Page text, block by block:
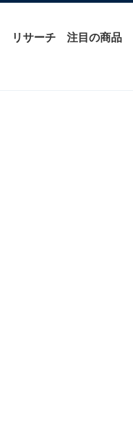
リサーチ 注目の商品